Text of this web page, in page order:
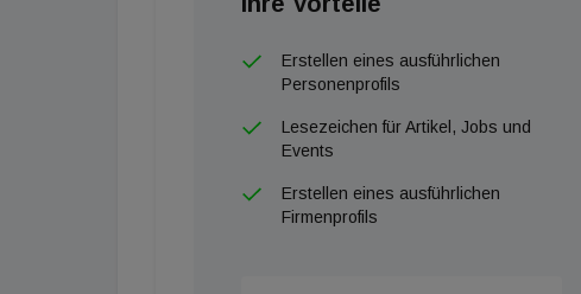
unser TransNET in die Türkei. Als nachhaltiges
Erstellen eines ausführlichen
Personenprofils
Lesezeichen für Artikel, Jobs und
Events
Erstellen eines ausführlichen
Firmenprofils